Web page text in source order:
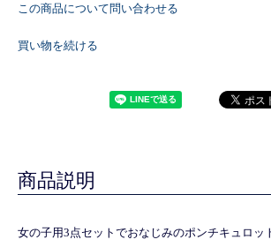
この商品について問い合わせる
買い物を続ける
商品説明
女の子用3点セットでおなじみのポンチキュロッ